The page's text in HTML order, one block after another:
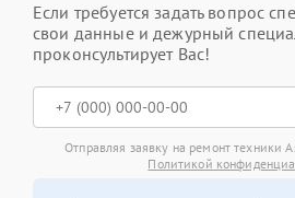
Если требуется задать вопрос
свои данные и дежурный
проконсультирует Вас!
Отправляя заявку на ремонт техники
Политикой